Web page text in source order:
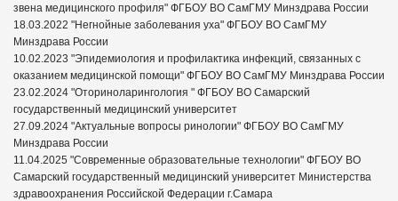
звена медицинского профиля" ФГБОУ ВО СамГМУ Минздрава России
18.03.2022 "Негнойные заболевания уха" ФГБОУ ВО СамГМУ
Минздрава России
10.02.2023 "Эпидемиология и профилактика инфекций, связанных с
оказанием медицинской помощи" ФГБОУ ВО СамГМУ Минздрава России
23.02.2024 "Оториноларингология " ФГБОУ ВО Самарский
государственный медицинский университет
27.09.2024 "Актуальные вопросы ринологии" ФГБОУ ВО СамГМУ
Минздрава России
11.04.2025 "Современные образовательные технологии" ФГБОУ ВО
Самарский государственный медицинский университет Министерства
здравоохранения Российской Федерации г.Самара